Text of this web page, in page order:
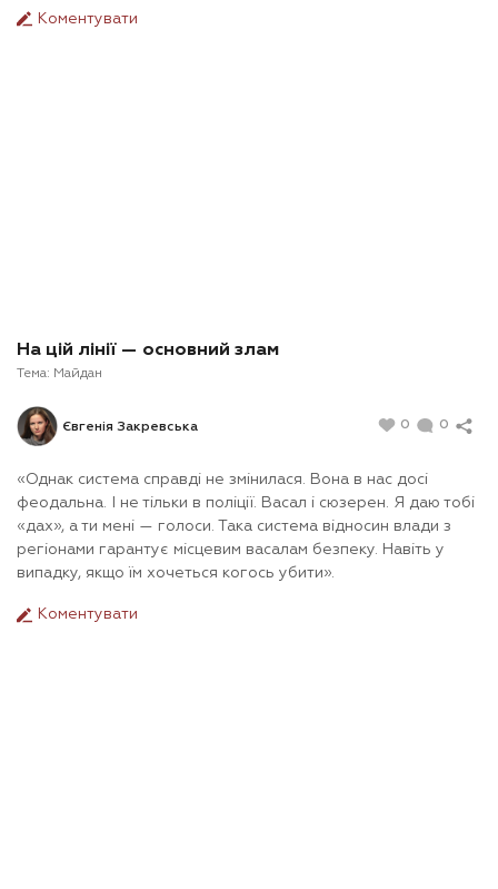
Коментувати
На цій лінії — основний злам
Тема: Майдан
Євгенія Закревська 0 0
«Однак система справді не змінилася. Вона в нас досі
феодальна. І не тільки в поліції. Васал і сюзерен. Я даю тобі
«дах», а ти мені — голоси. Така система відносин влади з
регіонами гарантує місцевим васалам безпеку. Навіть у
випадку, якщо їм хочеться когось убити».
Коментувати